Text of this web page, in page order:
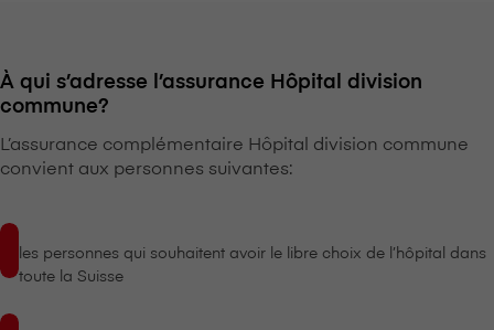
À qui s’adresse l’assurance Hôpital division
commune?
L’assurance complémentaire Hôpital division commune
convient aux personnes suivantes:
les personnes qui souhaitent avoir le libre choix de l’hôpital dans
toute la Suisse